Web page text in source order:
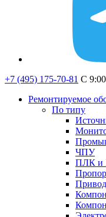
+7 (495) 175-70-81 C
Ремонтируемое
По типу
ЧПУ
ПЛК и